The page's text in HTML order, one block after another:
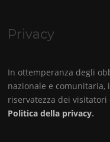
Privacy
In ottemperanza degli
nazionale e
riservatezza dei
Politica della privacy.